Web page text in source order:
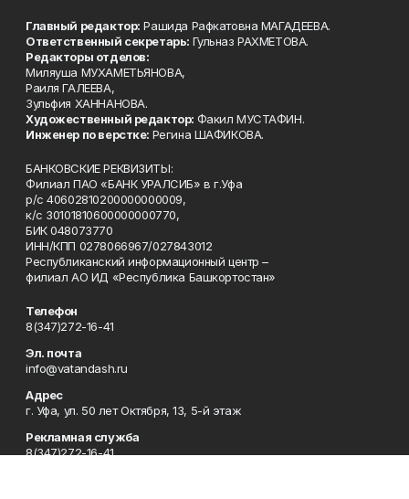
Главный редактор: Рашида Рафкатовна МАГАДЕЕВА.
Ответственный секретарь: Гульназ РАХМЕТОВА.
Редакторы отделов:
Миляуша МУХАМЕТЬЯНОВА,
Раиля ГАЛЕЕВА,
Зульфия ХАННАНОВА.
Художественный редактор: Факил МУСТАФИН.
Инженер по верстке: Регина ШАФИКОВА.
БАНКОВСКИЕ РЕКВИЗИТЫ:
Филиал ПАО «БАНК УРАЛСИБ» в г.Уфа
р/с 40602810200000000009,
к/с 30101810600000000770,
БИК 048073770
ИНН/КПП 0278066967/027843012
Республиканский информационный центр –
филиал АО ИД «Республика Башкортостан»
Телефон
8(347)272-16-41
Эл. почта
info@vatandash.ru
Адрес
г. Уфа, ул. 50 лет Октября, 13, 5-й этаж
Рекламная служба
8(347)272-16-41